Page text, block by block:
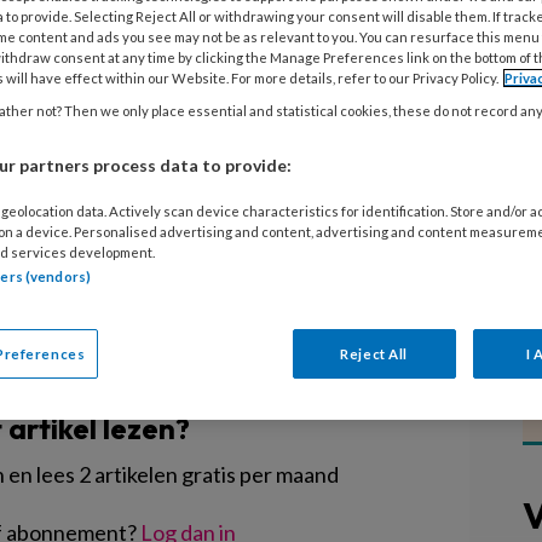
ook jonge kinderen maken
een filmpje kijken op de tablet of
mediagebruik kent voordelen,
Daarom komt het Trimbos-
dat kinderopvangprofessionals
en ouders te adviseren.
lezen?
lees 2 artikelen gratis per maand
Log dan in
to provide. Selecting Reject All or withdrawing your consent will disable them. If
content and ads you see may not be as relevant to you. You can resurface this
consent at any time by clicking the Manage Preferences link on the bottom of
will have effect within our Website. For more details, refer to our Privacy Policy.
not? Then we only place essential and statistical cookies, these do not record
partners process data to provide:
data. Actively scan device characteristics for identification. Store and/or
a device. Personalised advertising and content, advertising and content
services development.
(vendors)
Reject All I